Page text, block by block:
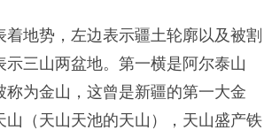
着地势，左边表示疆土轮廓以及被割
示三山两盆地。第一横是阿尔泰山
称为金山，这曾是新疆的第一大金
山（天山天池的天山），天山盛产铁